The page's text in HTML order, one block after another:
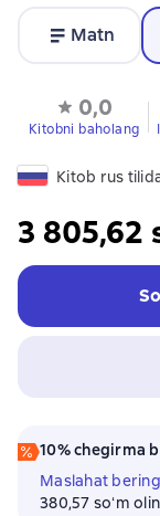
Matn
0,0
Kitobni baholang
Kitob rus
3 805,62
10% chegirma
Maslahat bering
380,57 soʻm